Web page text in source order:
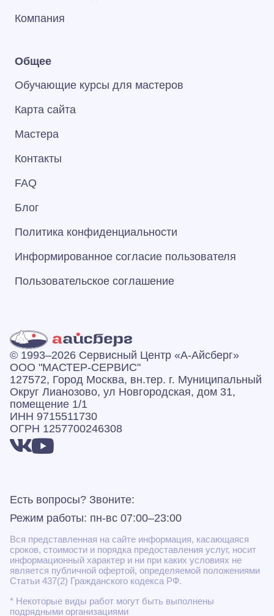
Компания
Общее
Обучающие курсы для мастеров
Карта сайта
Мастера
Контакты
FAQ
Блог
Политика конфиденциальности
Информированное согласие пользователя
Пользовательское соглашение
© 1993–2026 Сервисный Центр «А‑Айсберг»
ООО "МАСТЕР-СЕРВИС"
127572, Город Москва, вн.тер. г. Муниципальный
Округ Лианозово, ул Новгородская, дом 31,
помещение 1/1
ИНН 9715511730
ОГРН 1257700246308
Есть вопросы? Звоните:
Режим работы: пн-вс 07:00–23:00
Вся представленная на сайте информация, касающаяся
сроков, стоимости и порядка предоставления услуг, носит
информационный характер и ни при каких условиях не
является публичной офертой, определяемой положениями
Статьи 437(2) Гражданского кодекса РФ.
* Некоторые виды работ могут быть выполнены
подрядными организациями